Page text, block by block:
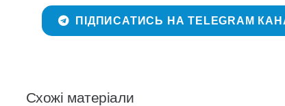
ПІДПИСАТИСЬ НА TELEGRAM
Схожі матеріали